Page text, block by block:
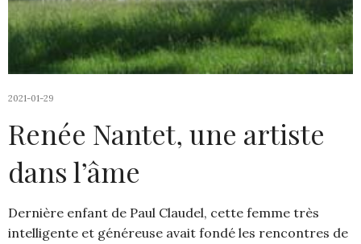
2021-01-29
Renée Nantet, une artiste
dans l’âme
Dernière enfant de Paul Claudel, cette femme très
intelligente et généreuse avait fondé les rencontres de